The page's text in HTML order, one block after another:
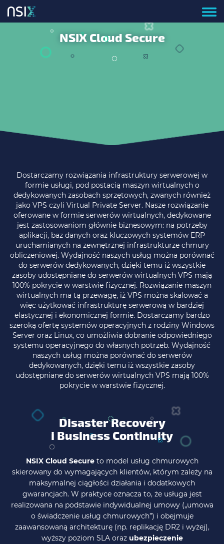
NSIX Cloud Secure
Dostarczamy rozwiązania infrastruktury serwerowej w
formie usługi, pod postacią maszyn wirtualnych o
dedykowanych zasobach sprzętowych, zwanych również
jako VPS czyli Virtual Private Server. Nasze rozwiązanie
oferowane w formie serwerów wirtualnych, dedykowane
jest zastosowaniom głównie biznesowym: na potrzeby
aplikacji, baz danych oraz kluczowych systemów ERP
uruchamianych na zewnętrznej infrastrukturze chmury
obliczeniowej. Wydajność naszych usług można porównać
do serwerów dedykowanych, dzięki temu iż wszystkie
zasoby udostępniane do serwerów wirtualnych VPS mają
100% pokrycie w warstwie fizycznej. Rozwiązanie maszyn
wirtualnych ma tą przewagę, iż VPS można skalować a
więc użytkować infrastrukturę serwerową w bardziej
elastycznej i ekonomicznej formie. Dostarczamy bardzo
szeroką ofertę systemów operacyjnych z rodziny Windows
Server oraz Linux, co umożliwia dobranie odpowiedniego
systemu operacyjnego do własnych potrzeb. Wydajność
naszych usług można porównać do serwerów
dedykowanych, dzięki temu iż wszystkie zasoby
udostępniane do serwerów wirtualnych VPS mają 100%
pokrycie w warstwie fizycznej.
Disaster Recovery
i Business Continuity
NSIX Cloud Secureto model usług chmurowych
skierowany do wymagających klientów, którym zależy na
maksymalnej ciągłości działania i dodatkowych
gwarancjach. W praktyce oznacza to, że usługa jest
realizowana na podstawie indywidualnej umowy („umowa
o świadczenie usług chmurowych”) i obejmuje
zaawansowaną architekturę (np. replikację DR2 i wyżej),
wyższy poziom SLA oraz ubezpieczenie